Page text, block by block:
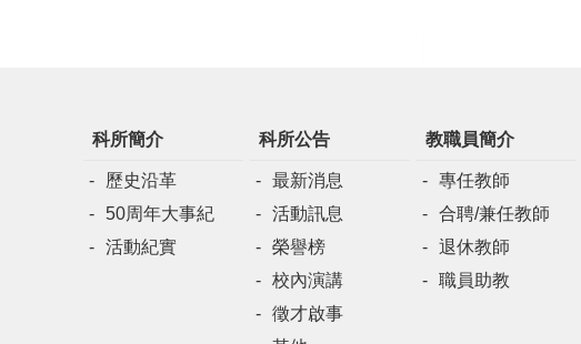
科所簡介
歷史沿革
50周年大事紀
活動紀實
科所公告
最新消息
活動訊息
榮譽榜
校內演講
徵才啟事
教職員簡介
專任教師
合聘/兼任教師
退休教師
職員助教